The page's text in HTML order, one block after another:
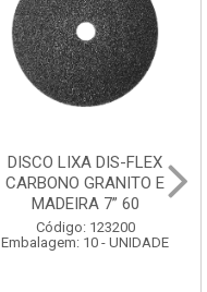
DISCO LIXA DIS-FLEX
CARBONO GRANITO E
MADEIRA 7” 60
Código: 123200
Embalagem: 10 - UNIDADE